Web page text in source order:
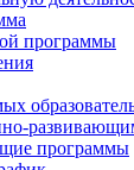
программы
программы